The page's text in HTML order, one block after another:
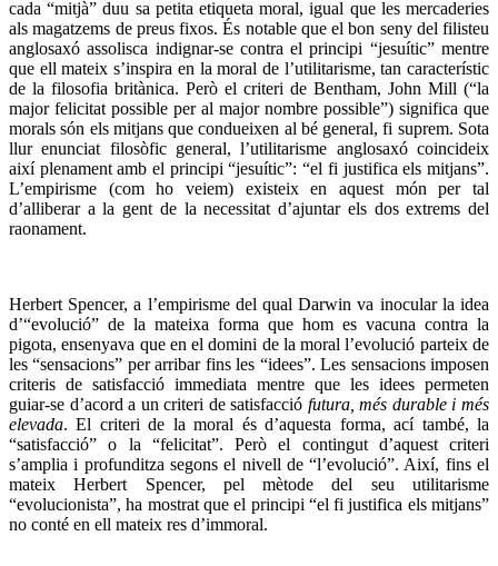
cada “mitjà” duu sa petita etiqueta moral, igual que les mercaderies
als magatzems de preus fixos. És notable que el bon seny del filisteu
anglosaxó assolisca indignar-se contra el principi “jesuític” mentre
que ell mateix s’inspira en la moral de l’utilitarisme, tan característic
de la filosofia britànica. Però el criteri de Bentham, John Mill (“la
major felicitat possible per al major nombre possible”) significa que
morals són els mitjans que condueixen al bé general, fi suprem. Sota
llur enunciat filosòfic general, l’utilitarisme anglosaxó coincideix
així plenament amb el principi “jesuític”: “el fi justifica els mitjans”.
L’empirisme (com ho veiem) existeix en aquest món per tal
d’alliberar a la gent de la necessitat d’ajuntar els dos extrems del
raonament.
Herbert Spencer, a l’empirisme del qual Darwin va inocular la idea
d’“evolució” de la mateixa forma que hom es vacuna contra la
pigota, ensenyava que en el domini de la moral l’evolució parteix de
les “sensacions” per arribar fins les “idees”. Les sensacions imposen
criteris de satisfacció immediata mentre que les idees permeten
guiar-se d’acord a un criteri de satisfacció futura, més durable i més
elevada. El criteri de la moral és d’aquesta forma, ací també, la
“satisfacció” o la “felicitat”. Però el contingut d’aquest criteri
s’amplia i profunditza segons el nivell de “l’evolució”. Així, fins el
mateix Herbert Spencer, pel mètode del seu utilitarisme
“evolucionista”, ha mostrat que el principi “el fi justifica els mitjans”
no conté en ell mateix res d’immoral.